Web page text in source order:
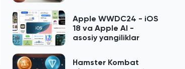
Apple WWDC24 - iOS
18 va Apple AI -
asosiy yangiliklar
Hamster Kombat